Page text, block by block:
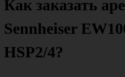
Как заказать
Sennheiser
HSP2/4?